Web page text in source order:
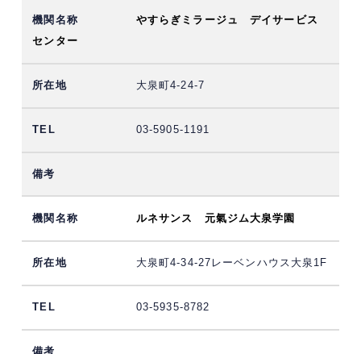
やすらぎミラージュ デイサービス
センター
大泉町4-24-7
03-5905-1191
ルネサンス 元氣ジム大泉学園
大泉町4-34-27レーベンハウス大泉1F
03-5935-8782